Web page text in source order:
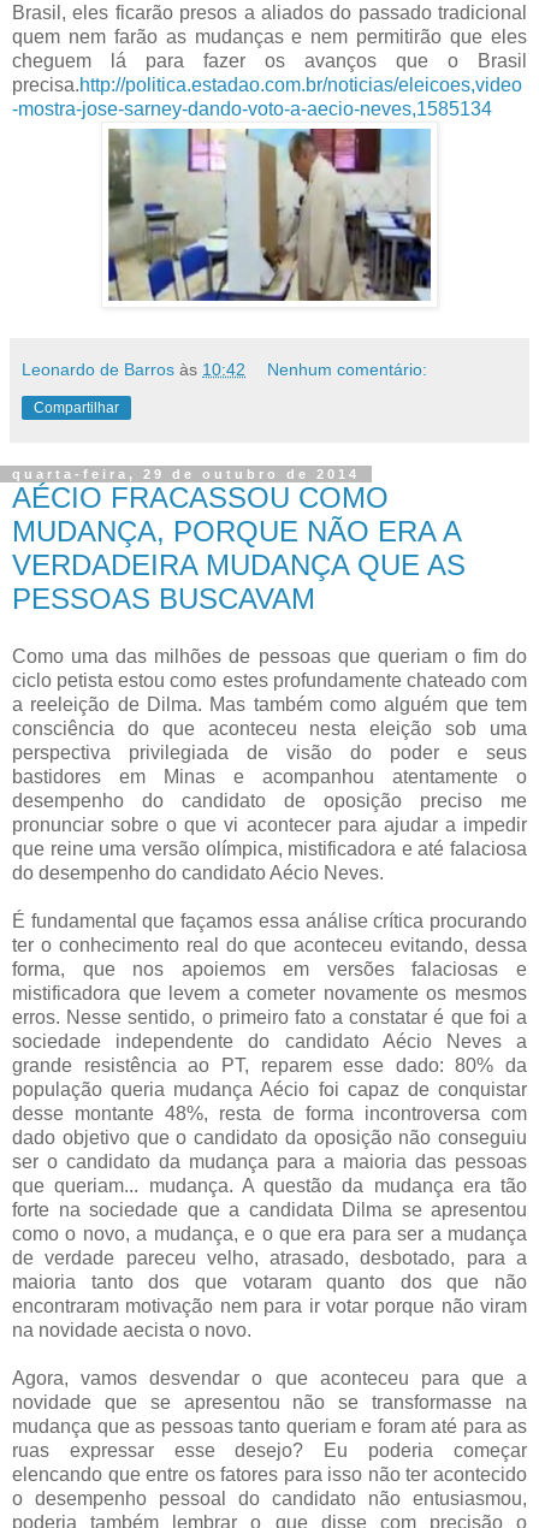
Brasil, eles ficarão presos a aliados do passado tradicional
quem nem farão as mudanças e nem permitirão que eles
cheguem lá para fazer os avanços que o Brasil
precisa.http://politica.estadao.com.br/noticias/eleicoes,video
-mostra-jose-sarney-dando-voto-a-aecio-neves,1585134
Leonardo de Barros às 10:42 Nenhum comentário:
Compartilhar
quarta-feira, 29 de outubro de 2014
AÉCIO FRACASSOU COMO
MUDANÇA, PORQUE NÃO ERA A
VERDADEIRA MUDANÇA QUE AS
PESSOAS BUSCAVAM
Como uma das milhões de pessoas que queriam o fim do
ciclo petista estou como estes profundamente chateado com
a reeleição de Dilma. Mas também como alguém que tem
consciência do que aconteceu nesta eleição sob uma
perspectiva privilegiada de visão do poder e seus
bastidores em Minas e acompanhou atentamente o
desempenho do candidato de oposição preciso me
pronunciar sobre o que vi acontecer para ajudar a impedir
que reine uma versão olímpica, mistificadora e até falaciosa
do desempenho do candidato Aécio Neves.
É fundamental que façamos essa análise crítica procurando
ter o conhecimento real do que aconteceu evitando, dessa
forma, que nos apoiemos em versões falaciosas e
mistificadora que levem a cometer novamente os mesmos
erros. Nesse sentido, o primeiro fato a constatar é que foi a
sociedade independente do candidato Aécio Neves a
grande resistência ao PT, reparem esse dado: 80% da
população queria mudança Aécio foi capaz de conquistar
desse montante 48%, resta de forma incontroversa com
dado objetivo que o candidato da oposição não conseguiu
ser o candidato da mudança para a maioria das pessoas
que queriam... mudança. A questão da mudança era tão
forte na sociedade que a candidata Dilma se apresentou
como o novo, a mudança, e o que era para ser a mudança
de verdade pareceu velho, atrasado, desbotado, para a
maioria tanto dos que votaram quanto dos que não
encontraram motivação nem para ir votar porque não viram
na novidade aecista o novo.
Agora, vamos desvendar o que aconteceu para que a
novidade que se apresentou não se transformasse na
mudança que as pessoas tanto queriam e foram até para as
ruas expressar esse desejo? Eu poderia começar
elencando que entre os fatores para isso não ter acontecido
o desempenho pessoal do candidato não entusiasmou,
poderia também lembrar o que disse com precisão o